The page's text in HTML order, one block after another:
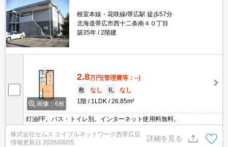
根室本線・花咲線/帯広駅 徒歩57分
北海道帯広市西十二条南４０丁目
築35年
2階建
画像：6枚
2.8万円(管理費等：--)
敷
なし 礼
なし
1階
1LDK 26.85m²
灯油FF。バス・トイレ別。インターネット使用料無料。
株式会社セムス エイブルネットワーク西帯広店
情報更新日 2026/08/05
詳細を見る